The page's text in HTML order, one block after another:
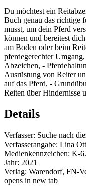
Du möchtest ein
Buch genau das richtige
musst, um dein Pferd
können und bereitest
am Boden oder beim
pferdegerechter
Abzeichen, -
Ausrüstung von Reiter
auf das Pferd, -
Reiten über Hindernisse
Details
Verfasser: Suche nach
Verfasserangabe: Lina
Medienkennzeichen: K-
Jahr: 2021
Verlag: Warendorf, FN-
opens in new tab